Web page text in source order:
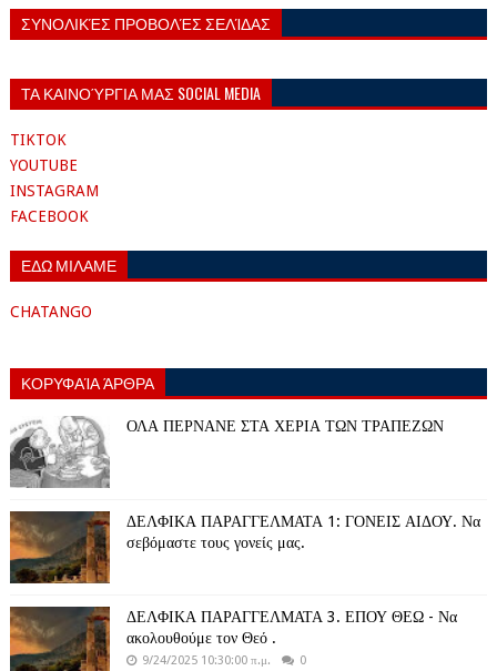
ΣΥΝΟΛΙΚΈΣ ΠΡΟΒΟΛΈΣ ΣΕΛΊΔΑΣ
ΤΑ ΚΑΙΝΟΎΡΓΙΑ ΜΑΣ SOCIAL MEDIA
TIKTOK
YOUTUBE
INSTAGRAM
FACEBOOK
ΕΔΩ ΜΙΛΑΜΕ
CHATANGO
ΚΟΡΥΦΑΊΑ ΆΡΘΡΑ
ΟΛΑ ΠΕΡΝΑΝΕ ΣΤΑ ΧΕΡΙΑ ΤΩΝ ΤΡΑΠΕΖΩΝ
ΔΕΛΦΙΚΑ ΠΑΡΑΓΓΕΛΜΑΤΑ 1: ΓΟΝΕΙΣ ΑΙΔΟΥ. Να
σεβόμαστε τους γονείς μας.
ΔΕΛΦΙΚΑ ΠΑΡΑΓΓΕΛΜΑΤΑ 3. ΕΠΟΥ ΘΕΩ - Να
ακολουθούμε τον Θεό .
9/24/2025 10:30:00 π.μ. 0